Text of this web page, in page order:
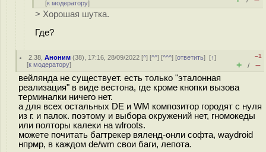
[к модератору]
> Хорошая шутка.
Где?
2.38 ,Аноним (38), 17:16, 28/09/2022 [^] [^^] [^^^] [ответить][↑]
[к модератору]
–1
+ / –
вейлянда не существует. есть только "эталонная
реализация" в виде вестона, где кроме кнопки вызова
терминалки ничего нет.
а для всех остальных DE и WM композитор городят с нуля
из г. и палок. поэтому и выбора окружений нет, гномокеды
или полторы калеки на wlroots.
можете почитать багтрекер вяленд-онли софта, waydroid
нпрмр, в каждом de/wm свои баги, лепота.